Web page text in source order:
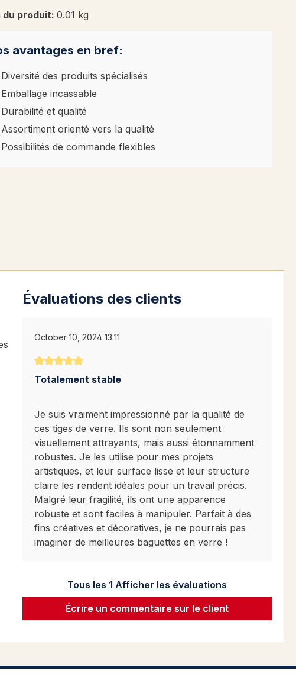
du produit: 0.01 kg
avantages en bref:
Diversité des produits spécialisés
Emballage incassable
Durabilité et qualité
Assortiment orienté vers la qualité
Possibilités de commande flexibles
Évaluations des clients
October 10, 2024 13:11
Note moyenne de 5 sur 5 étoiles
Totalement stable
Je suis vraiment impressionné par la qualité de
ces tiges de verre. Ils sont non seulement
visuellement attrayants, mais aussi étonnamment
robustes. Je les utilise pour mes projets
artistiques, et leur surface lisse et leur structure
claire les rendent idéales pour un travail précis.
Malgré leur fragilité, ils ont une apparence
robuste et sont faciles à manipuler. Parfait à des
fins créatives et décoratives, je ne pourrais pas
imaginer de meilleures baguettes en verre !
Tous les 1 Afficher les évaluations
Écrire un commentaire sur le client